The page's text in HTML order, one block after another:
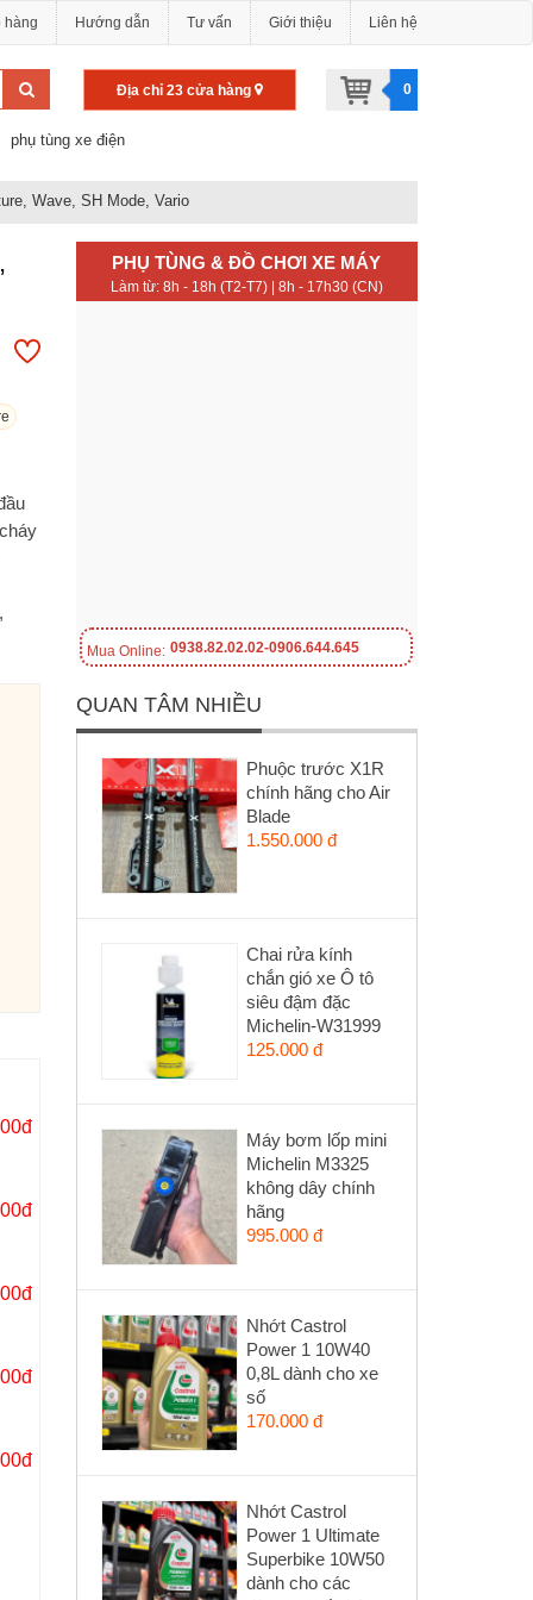
hàng Hướng dẫn Tư vấn Giới thiệu Liên hệ
phụ tùng xe điện
Địa chỉ 23 cửa hàng 0
Wave, SH Mode, Vario
PHỤ TÙNG & ĐỒ CHƠI XE MÁY
Làm từ: 8h - 18h (T2-T7) | 8h - 17h30 (CN)
Mua Online: 0938.82.02.02-0906.644.645
QUAN TÂM NHIỀU
Phuộc trước X1R
chính hãng cho Air
Blade
1.550.000 đ
Chai rửa kính
chắn gió xe Ô tô
siêu đậm đặc
Michelin-W31999
125.000 đ
Máy bơm lốp mini
Michelin M3325
không dây chính
hãng
995.000 đ
Nhớt Castrol
Power 1 10W40
0,8L dành cho xe
số
170.000 đ
Nhớt Castrol
Power 1 Ultimate
Superbike 10W50
dành cho các